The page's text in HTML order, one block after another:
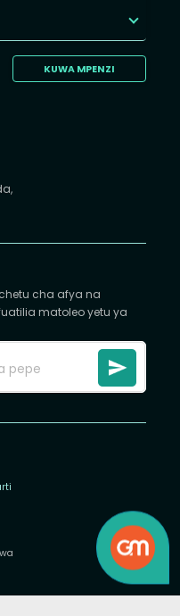
KUWA MPENZI
cha afya na
matoleo yetu ya